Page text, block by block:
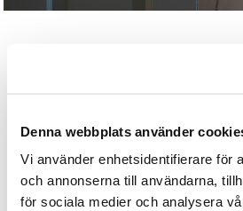
Denna webbplats använder
Vi använder enhetsidentifierare för
och annonserna till användarna,
för sociala medier och analysera